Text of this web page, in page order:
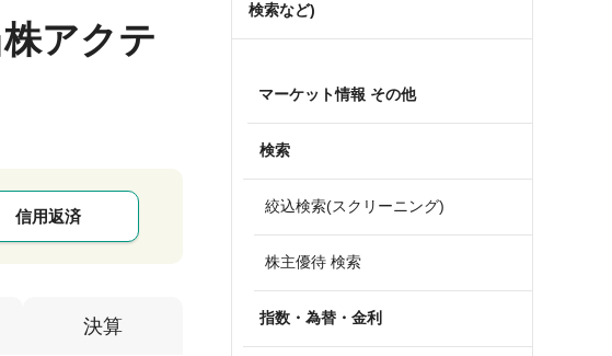
アクテ
信用返済
決算
検索など)
マーケット情報 その他
検索
絞込検索(スクリーニング)
株主優待 検索
指数・為替・金利